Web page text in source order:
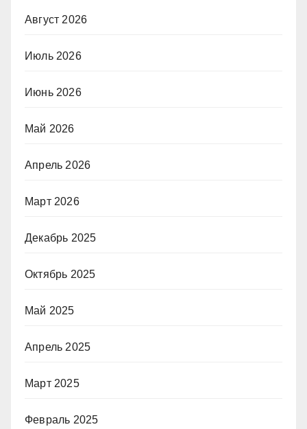
Август 2026
Июль 2026
Июнь 2026
Май 2026
Апрель 2026
Март 2026
Декабрь 2025
Октябрь 2025
Май 2025
Апрель 2025
Март 2025
Февраль 2025